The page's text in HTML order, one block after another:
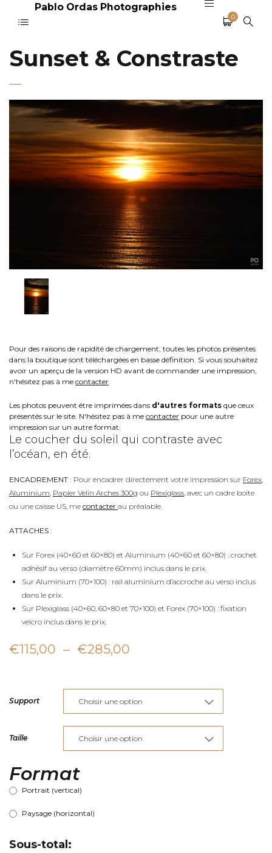
Pablo Ordas Photographies
0
Sunset & Constraste
Pour des raisons de rapidité de chargement, toutes les photos présentes
dans la boutique sont téléchargées en basse définition. Si vous souhaitez
avoir un aperçu de la version HD avant de commander une impression,
n'hésitez pas à me contacter.
Les photos peuvent être imprimées dans d'autres formats que ceux
présentés sur le site. N'hésitez pas à me contacter pour une autre
impression sur un autre format.
Le coucher du soleil qui contraste avec
l’océan, en été.
ENCADREMENT : Pour encadrer directement votre impression sur Forex,
Aluminium, Papier Velin Arches 300g ou Plexiglass, avec un cadre boite
ou une caisse US, me contacter au préalable.
ATTACHES :
Sur Forex (40×60 et 60×80) et Aluminium (40×60 et 60×80) : crochet
adhésif au verso (diamètre 60mm) inclus dans le prix.
Sur Aluminium (70×100) : rail aluminium d’accroche au verso inclus
dans le prix.
Sur Plexiglass (40×60, 60×80 et 70×100) et Forex (70×100) : fixation
velcro inclus dans le prix.
€115,00 – €285,00
prix :
€115,00
à
€285,00
Support
Taille
Format
Portrait (vertical)
Paysage (horizontal)
Sous-total: